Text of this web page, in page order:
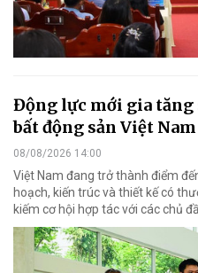
Động lực mới gia
bất động sản Việt
08/08/2026 14:00
Việt Nam đang trở thành điểm
hoạch, kiến trúc và thiết kế có
kiếm cơ hội hợp tác với các chủ